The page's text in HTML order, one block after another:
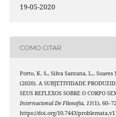
19-05-2020
COMO CITAR
Porto, K. S., Silva Santana, L.,
(2020). A SUBJETIVIDADE
SEUS REFLEXOS SOBRE O CORPO
Internacional De Filosofia, 11(1),
https://doi.org/10.7443/